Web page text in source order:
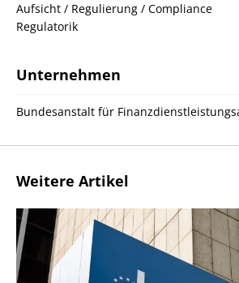
Aufsicht / Regulierung / Compliance
Regulatorik
Unternehmen
Bundesanstalt für
Weitere Artikel